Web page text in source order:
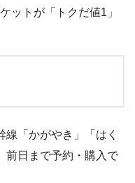
ットが「トクだ値1」
線「かがやき」「はく
前日まで予約・購入で